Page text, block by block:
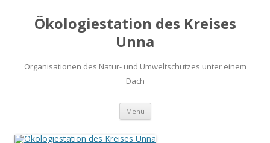
Ökologiestation des Kreises
Unna
Organisationen des Natur- und Umweltschutzes unter einem
Dach
Menü Zum
springen